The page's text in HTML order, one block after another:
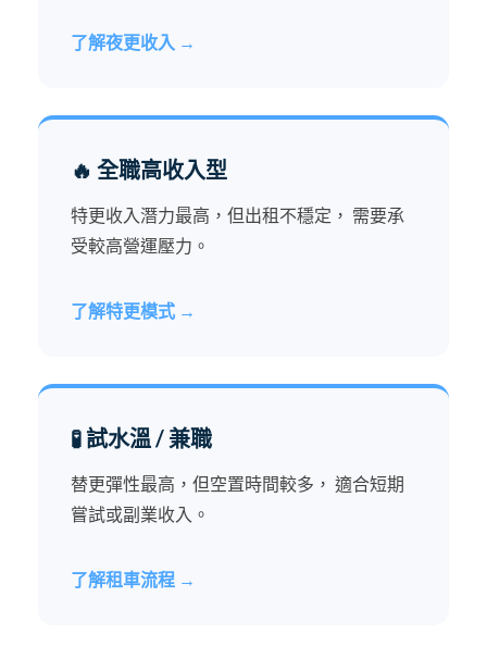
了解夜更收入 →
🔥 全職高收入型
特更收入潛力最高，但出租不穩定， 需要承
受較高營運壓力。
了解特更模式 →
🧪 試水溫 / 兼職
替更彈性最高，但空置時間較多， 適合短期
嘗試或副業收入。
了解租車流程 →